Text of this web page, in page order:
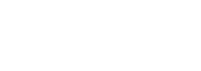
挑む注文住宅営業／ 秋田県、山形県、福島県